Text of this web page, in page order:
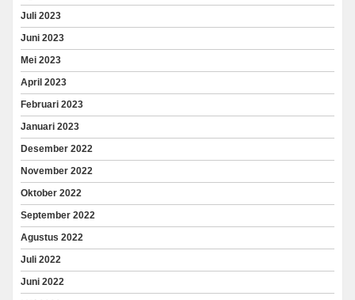
Juli 2023
Juni 2023
Mei 2023
April 2023
Februari 2023
Januari 2023
Desember 2022
November 2022
Oktober 2022
September 2022
Agustus 2022
Juli 2022
Juni 2022